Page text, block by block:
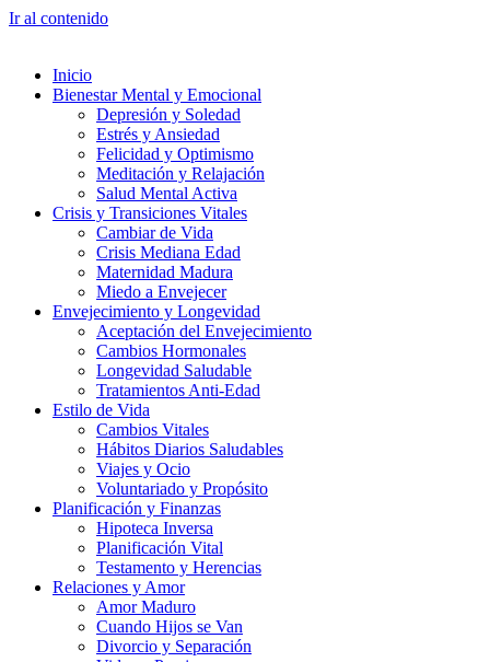
Ir al contenido
Inicio
Bienestar Mental y Emocional
Depresión y Soledad
Estrés y Ansiedad
Felicidad y Optimismo
Meditación y Relajación
Salud Mental Activa
Crisis y Transiciones Vitales
Cambiar de Vida
Crisis Mediana Edad
Maternidad Madura
Miedo a Envejecer
Envejecimiento y Longevidad
Aceptación del Envejecimiento
Cambios Hormonales
Longevidad Saludable
Tratamientos Anti-Edad
Estilo de Vida
Cambios Vitales
Hábitos Diarios Saludables
Viajes y Ocio
Voluntariado y Propósito
Planificación y Finanzas
Hipoteca Inversa
Planificación Vital
Testamento y Herencias
Relaciones y Amor
Amor Maduro
Cuando Hijos se Van
Divorcio y Separación